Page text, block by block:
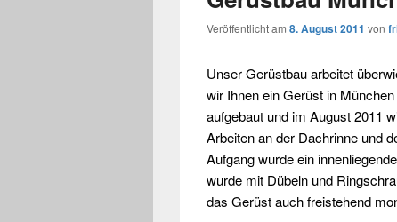
Veröffentlicht am 8. August 2011 von
UnserGerüstbauarbeitet
wir Ihnen einGerüstin
aufgebaut und im August 2011
Arbeiten an der Dachrinne und
Aufgang wurde ein
wurde mit Dübeln und
das Gerüst auch freistehend